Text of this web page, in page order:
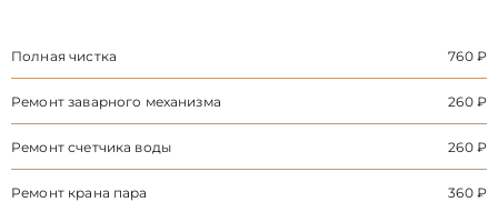
Полная чистка 760 ₽
Ремонт заварного механизма 260 ₽
Ремонт счетчика воды 260 ₽
Ремонт крана пара 360 ₽